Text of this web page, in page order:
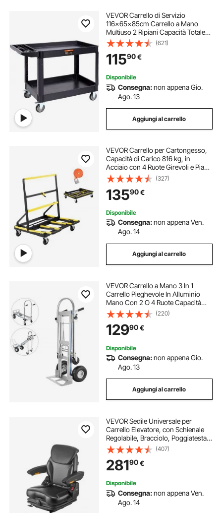
VEVOR Carrello di Servizio
116x65x85cm Carrello a Mano
Multiuso 2 Ripiani Capacità Totale
250kg, Carrello a Portata con Ruote
Girevoli 360° 2 Ruote con Freni,
Carrello Portaoggetti da Garage
Giardino
(621)
11590€
Disponibile
Consegna:non appena Gio.
Ago. 13
Aggiungi al carrello
VEVOR Carrello per Cartongesso,
Capacità di Carico 816 kg, in
Acciaio con 4 Ruote Girevoli e Piano
Espandibile, Carrello per Pannelli
con Piattaforma Pieghevole con
Cinghia di Fissaggio
(327)
13590€
Disponibile
Consegna:non appena Ven.
Ago. 14
Aggiungi al carrello
VEVOR Carrello a Mano 3 In 1
Carrello Pieghevole In Alluminio
Mano Con 2 O 4 Ruote Capacità
250/350kg
(220)
12990€
Disponibile
Consegna:non appena Gio.
Ago. 13
Aggiungi al carrello
VEVOR Sedile Universale per
Carrello Elevatore, con Schienale
Regolabile, Bracciolo, Poggiatesta e
Cintura di Sicurezza, Sedile per
Trattore Pieghevole Sicuro con
Microinterruttore, per Tosaerba
(407)
28190€
Disponibile
Consegna:non appena Ven.
Ago. 14